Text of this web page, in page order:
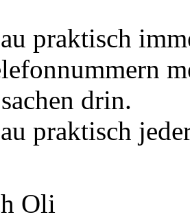
praktisch
drin.
praktisch
Oli